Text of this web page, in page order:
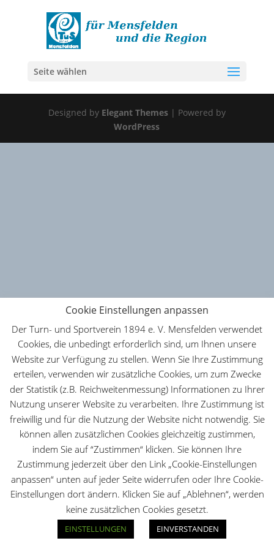
Seite wählen
Designed by Elegant Themes| Powered by
WordPress
Cookie Einstellungen anpassen
Der Turn- und Sportverein 1894 e. V. Mensfelden verwendet
Cookies, die unbedingt erforderlich sind, um Ihnen unsere
Website zur Verfügung zu stellen. Wenn Sie Ihre Zustimmung
erteilen, verwenden wir zusätzliche Cookies, um zum Zwecke
der Statistik (z.B. Reichweitenmessung) Informationen zu Ihrer
Nutzung unserer Website zu verarbeiten. Ihre Zustimmung ist
freiwillig und für die Nutzung der Website nicht notwendig. Sie
können allen zusätzlichen Cookies gleichzeitig zustimmen,
indem Sie auf “Zustimmen“ klicken. Sie können Ihre
Zustimmung jederzeit über den Link „Cookie-Einstellungen
anpassen“ unten auf jeder Seite widerrufen oder Ihre Cookie-
Einstellungen dort ändern. Klicken Sie auf „Ablehnen“, werden
keine zusätzlichen Cookies gesetzt.
EINSTELLUNGEN EINVERSTANDEN